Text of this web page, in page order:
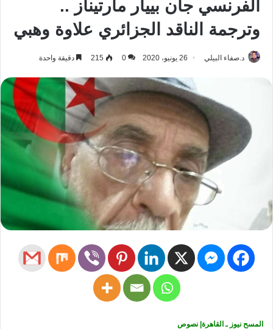
الفرنسي جان بييار مارتيناز ..
وترجمة الناقد الجزائري علاوة وهبي
د.صفاء البيلي 26 يونيو، 2020 0
215 دقيقة واحدة
المسح نيوز ـ القاهرة| نصوص